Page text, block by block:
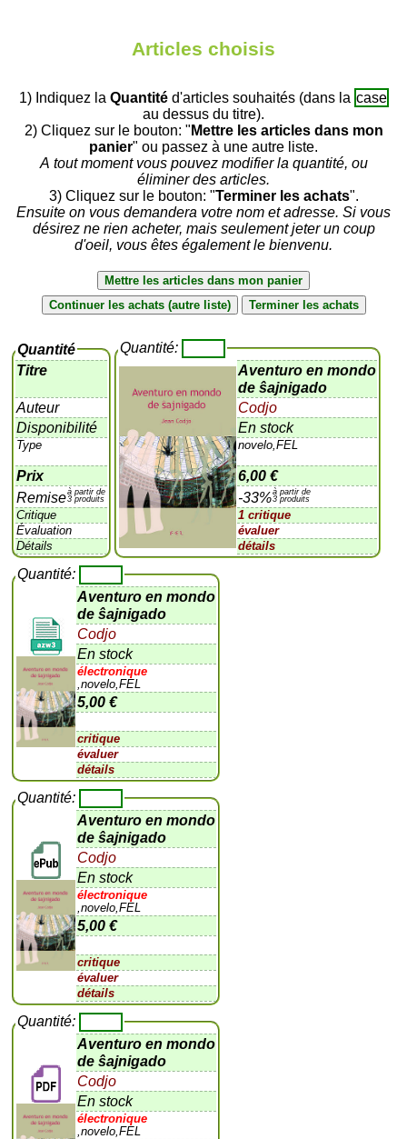
Articles choisis
1) Indiquez la Quantitéd'articles souhaités (dans la case
au dessus du titre).
2) Cliquez sur le bouton: " Mettre les articles dans mon
panier" ou passez à une autre liste.
A tout moment vous pouvez modifier la quantité, ou
éliminer des articles.
3) Cliquez sur le bouton: "Terminer les achats".
Ensuite on vous demandera votre nom et adresse. Si vous
désirez ne rien acheter, mais seulement jeter un coup
d'oeil, vous êtes également le bienvenu.
Quantité
Titre
Auteur
Disponibilité
Type
Prix
Remiseà partir de
3 produits
Critique
Évaluation
Détails
Quantité:
Aventuro en mondo
de ŝajnigado
Codjo
En stock
novelo,FEL
6,00 €
-33%à partir de
3 produits
1 critique
évaluer
détails
Quantité:
Aventuro en mondo
de ŝajnigado
Codjo
En stock
électronique
,novelo,FEL
5,00 €
critique
évaluer
détails
Quantité:
Aventuro en mondo
de ŝajnigado
Codjo
En stock
électronique
,novelo,FEL
5,00 €
critique
évaluer
détails
Quantité:
Aventuro en mondo
de ŝajnigado
Codjo
En stock
électronique
,novelo,FEL